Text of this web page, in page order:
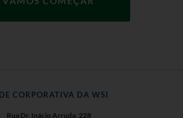
CORPORATIVA DA WSI
Rua Dr. Inácio Arruda, 228